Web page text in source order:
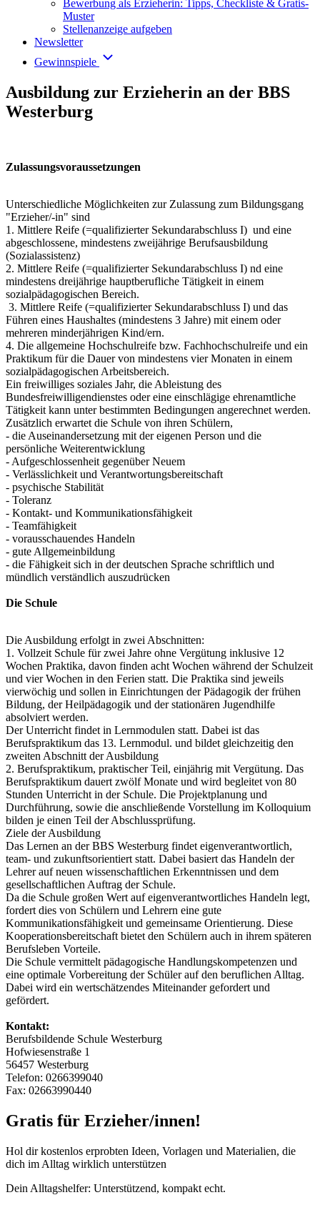
Bewerbung als Erzieherin: Tipps, Checkliste & Gratis-
Muster
Stellenanzeige aufgeben
Newsletter
Gewinnspiele
Ausbildung zur Erzieherin an der BBS
Westerburg
Zulassungsvoraussetzungen
Unterschiedliche Möglichkeiten zur Zulassung zum Bildungsgang
"Erzieher/-in" sind
1. Mittlere Reife (=qualifizierter Sekundarabschluss I) und eine
abgeschlossene, mindestens zweijährige Berufsausbildung
(Sozialassistenz)
2. Mittlere Reife (=qualifizierter Sekundarabschluss I) nd eine
mindestens dreijährige hauptberufliche Tätigkeit in einem
sozialpädagogischen Bereich.
3. Mittlere Reife (=qualifizierter Sekundarabschluss I) und das
Führen eines Haushaltes (mindestens 3 Jahre) mit einem oder
mehreren minderjährigen Kind/ern.
4. Die allgemeine Hochschulreife bzw. Fachhochschulreife und ein
Praktikum für die Dauer von mindestens vier Monaten in einem
sozialpädagogischen Arbeitsbereich.
Ein freiwilliges soziales Jahr, die Ableistung des
Bundesfreiwilligendienstes oder eine einschlägige ehrenamtliche
Tätigkeit kann unter bestimmten Bedingungen angerechnet werden.
Zusätzlich erwartet die Schule von ihren Schülern,
- die Auseinandersetzung mit der eigenen Person und die
persönliche Weiterentwicklung
- Aufgeschlossenheit gegenüber Neuem
- Verlässlichkeit und Verantwortungsbereitschaft
- psychische Stabilität
- Toleranz
- Kontakt- und Kommunikationsfähigkeit
- Teamfähigkeit
- vorausschauendes Handeln
- gute Allgemeinbildung
- die Fähigkeit sich in der deutschen Sprache schriftlich und
mündlich verständlich auszudrücken
Die Schule
Die Ausbildung erfolgt in zwei Abschnitten:
1. Vollzeit Schule für zwei Jahre ohne Vergütung inklusive 12
Wochen Praktika, davon finden acht Wochen während der Schulzeit
und vier Wochen in den Ferien statt. Die Praktika sind jeweils
vierwöchig und sollen in Einrichtungen der Pädagogik der frühen
Bildung, der Heilpädagogik und der stationären Jugendhilfe
absolviert werden.
Der Unterricht findet in Lernmodulen statt. Dabei ist das
Berufspraktikum das 13. Lernmodul. und bildet gleichzeitig den
zweiten Abschnitt der Ausbildung
2. Berufspraktikum, praktischer Teil, einjährig mit Vergütung. Das
Berufspraktikum dauert zwölf Monate und wird begleitet von 80
Stunden Unterricht in der Schule. Die Projektplanung und
Durchführung, sowie die anschließende Vorstellung im Kolloquium
bilden je einen Teil der Abschlussprüfung.
Ziele der Ausbildung
Das Lernen an der BBS Westerburg findet eigenverantwortlich,
team- und zukunftsorientiert statt. Dabei basiert das Handeln der
Lehrer auf neuen wissenschaftlichen Erkenntnissen und dem
gesellschaftlichen Auftrag der Schule.
Da die Schule großen Wert auf eigenverantwortliches Handeln legt,
fordert dies von Schülern und Lehrern eine gute
Kommunikationsfähigkeit und gemeinsame Orientierung. Diese
Kooperationsbereitschaft bietet den Schülern auch in ihrem späteren
Berufsleben Vorteile.
Die Schule vermittelt pädagogische Handlungskompetenzen und
eine optimale Vorbereitung der Schüler auf den beruflichen Alltag.
Dabei wird ein wertschätzendes Miteinander gefordert und
gefördert.
Kontakt:
Berufsbildende Schule Westerburg
Hofwiesenstraße 1
56457 Westerburg
Telefon: 0266399040
Fax: 02663990440
Gratis für Erzieher/innen!
Hol dir kostenlos erprobten Ideen, Vorlagen und Materialien, die
dich im Alltag wirklich unterstützen
Dein Alltagshelfer: Unterstützend, kompakt echt.